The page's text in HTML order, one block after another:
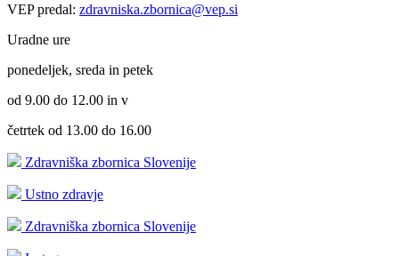
VEP predal: zdravniska.zbornica@vep.si
Uradne ure
ponedeljek, sreda in petek
od 9.00 do 12.00 in v
četrtek od 13.00 do 16.00
Zdravniška zbornica Slovenije
Ustno zdravje
Zdravniška zbornica Slovenije